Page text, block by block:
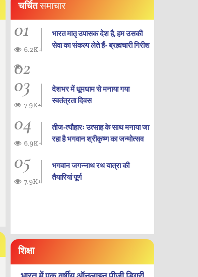
चर्चितसमाचार
01
भारत मातृ उपासक देश है, हम उसकी
सेवा का संकल्प लेते हैं- ब्रह्मचारी गिरीश
6.2K+
02
03
देशभर में धूमधाम से मनाया गया
स्वतंत्रता दिवस
7.9K+
04
तीज-त्यौहारः उत्साह के साथ मनाया जा
रहा है भगवान श्रीकृष्ण का जन्‍मोत्‍सव
6.9K+
05
भगवान जगन्नाथ रथ यात्रा की
तैयारियां पूर्ण
7.9K+
शिक्षा